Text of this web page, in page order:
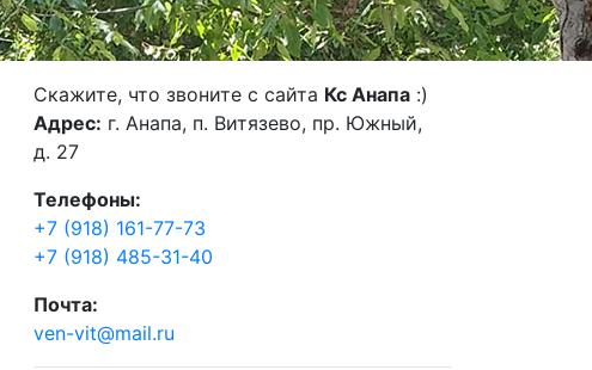
Скажите, что звоните с сайта Кс Анапа :)
Адрес: г. Анапа, п. Витязево, пр. Южный,
д. 27
Телефоны:
+7 (918) 161-77-73
+7 (918) 485-31-40
Почта:
ven-vit@mail.ru